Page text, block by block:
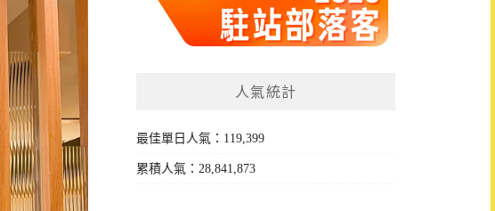
人氣統計
最佳單日人氣：119,399
累積人氣：28,841,873